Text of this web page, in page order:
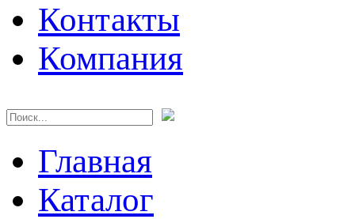
Контакты
Компания
Главная
Каталог